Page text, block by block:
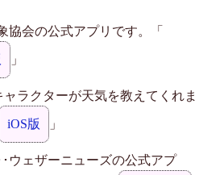
協会の公式アプリです。「
」
ャラクターが天気を教えてくれま
iOS版 」
･ウェザーニューズの公式アプ